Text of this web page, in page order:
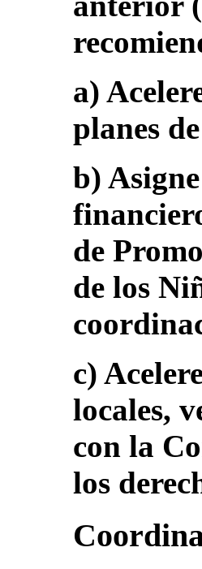
a)
planes
b)
de
de los
c)
locales,
con la
los